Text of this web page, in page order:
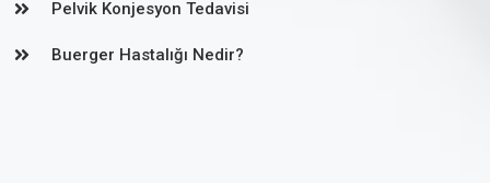
Pelvik Konjesyon Tedavisi
Buerger Hastalığı Nedir?